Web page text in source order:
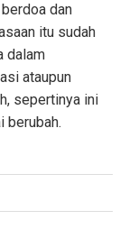
dan
itu sudah
dalam
ataupun
sepertinya ini
berubah.